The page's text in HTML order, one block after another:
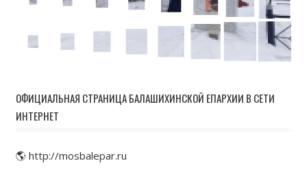
ОФИЦИАЛЬНАЯ СТРАНИЦА БАЛАШИХИНСКОЙ ЕПАРХИИ В СЕТИ
ИНТЕРНЕТ
🌎 http://mosbalepar.ru